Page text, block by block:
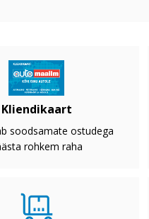
Kliendikaart
soodsamate ostudega
rohkem raha